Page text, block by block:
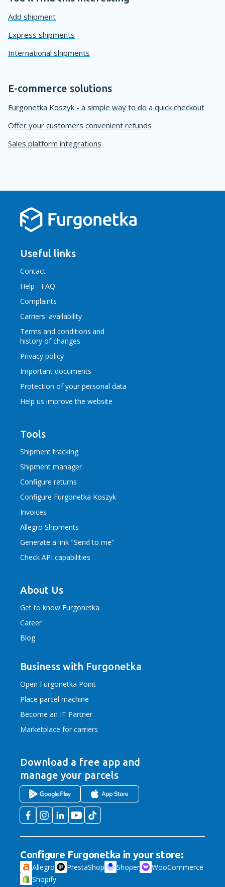
Add shipment
Express shipments
International shipments
E-commerce solutions
Furgonetka Koszyk - a simple way to do a quick checkout
Offer your customers convenient refunds
Sales platform integrations
Useful links
Contact
Help - FAQ
Complaints
Carriers' availability
Terms and conditions and
history of changes
Privacy policy
Important documents
Protection of your personal data
Help us improve the website
Tools
Shipment tracking
Shipment manager
Configure returns
Configure Furgonetka Koszyk
Invoices
Allegro Shipments
Generate a link "Send to me"
Check API capabilities
About Us
Get to know Furgonetka
Career
Blog
Business with Furgonetka
Open Furgonetka Point
Place parcel machine
Become an IT Partner
Marketplace for carriers
Download a free app and
manage your parcels
Configure Furgonetka in your store:
Allegro PrestaShop Shoper
WooCommerce
Shopify